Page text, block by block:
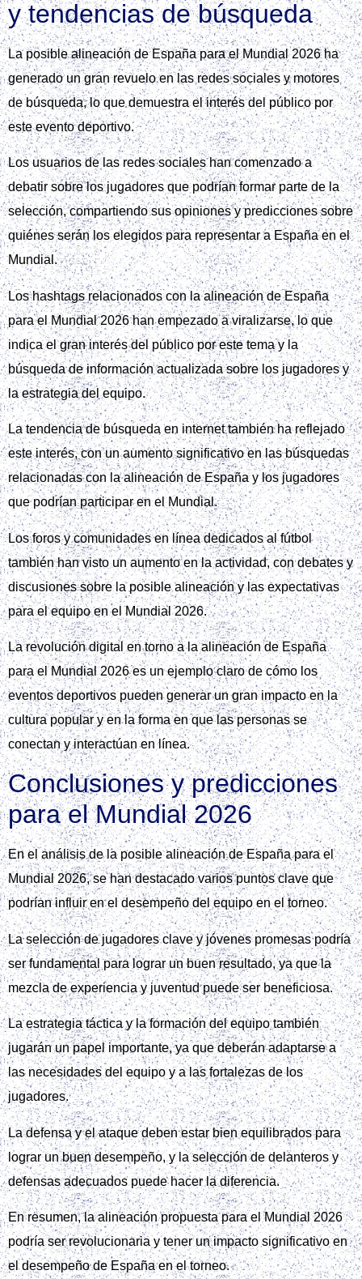
y tendencias de búsqueda
La posible alineación de España para el Mundial 2026 ha
generado un gran revuelo en las redes sociales y motores
de búsqueda, lo que demuestra el interés del público por
este evento deportivo.
Los usuarios de las redes sociales han comenzado a
debatir sobre los jugadores que podrían formar parte de la
selección, compartiendo sus opiniones y predicciones sobre
quiénes serán los elegidos para representar a España en el
Mundial.
Los hashtags relacionados con la alineación de España
para el Mundial 2026 han empezado a viralizarse, lo que
indica el gran interés del público por este tema y la
búsqueda de información actualizada sobre los jugadores y
la estrategia del equipo.
La tendencia de búsqueda en internet también ha reflejado
este interés, con un aumento significativo en las búsquedas
relacionadas con la alineación de España y los jugadores
que podrían participar en el Mundial.
Los foros y comunidades en línea dedicados al fútbol
también han visto un aumento en la actividad, con debates y
discusiones sobre la posible alineación y las expectativas
para el equipo en el Mundial 2026.
La revolución digital en torno a la alineación de España
para el Mundial 2026 es un ejemplo claro de cómo los
eventos deportivos pueden generar un gran impacto en la
cultura popular y en la forma en que las personas se
conectan y interactúan en línea.
Conclusiones y predicciones
para el Mundial 2026
En el análisis de la posible alineación de España para el
Mundial 2026, se han destacado varios puntos clave que
podrían influir en el desempeño del equipo en el torneo.
La selección de jugadores clave y jóvenes promesas podría
ser fundamental para lograr un buen resultado, ya que la
mezcla de experiencia y juventud puede ser beneficiosa.
La estrategia táctica y la formación del equipo también
jugarán un papel importante, ya que deberán adaptarse a
las necesidades del equipo y a las fortalezas de los
jugadores.
La defensa y el ataque deben estar bien equilibrados para
lograr un buen desempeño, y la selección de delanteros y
defensas adecuados puede hacer la diferencia.
En resumen, la alineación propuesta para el Mundial 2026
podría ser revolucionaria y tener un impacto significativo en
el desempeño de España en el torneo.